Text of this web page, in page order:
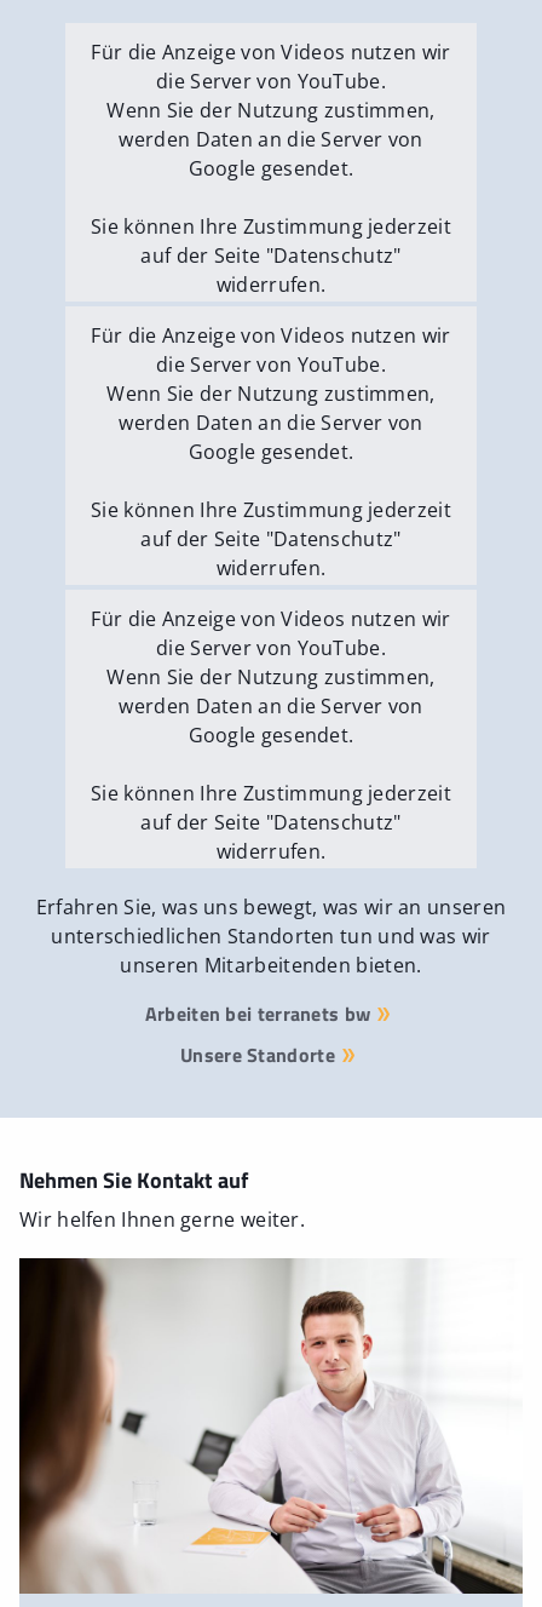
Für die Anzeige von Videos nutzen wir
die Server von YouTube.
Wenn Sie der Nutzung zustimmen,
werden Daten an die Server von
Google gesendet.
Sie können Ihre Zustimmung jederzeit
auf der Seite "Datenschutz"
widerrufen.
Externe Medien erlauben
Für die Anzeige von Videos nutzen wir
die Server von YouTube.
Wenn Sie der Nutzung zustimmen,
werden Daten an die Server von
Google gesendet.
Sie können Ihre Zustimmung jederzeit
auf der Seite "Datenschutz"
widerrufen.
Externe Medien erlauben
Für die Anzeige von Videos nutzen wir
die Server von YouTube.
Wenn Sie der Nutzung zustimmen,
werden Daten an die Server von
Google gesendet.
Sie können Ihre Zustimmung jederzeit
auf der Seite "Datenschutz"
widerrufen.
Externe Medien erlauben
Erfahren Sie, was uns bewegt, was wir an unseren
unterschiedlichen Standorten tun und was wir
unseren Mitarbeitenden bieten.
Arbeiten bei terranets bw
Unsere Standorte
Nehmen Sie Kontakt auf
Wir helfen Ihnen gerne weiter.